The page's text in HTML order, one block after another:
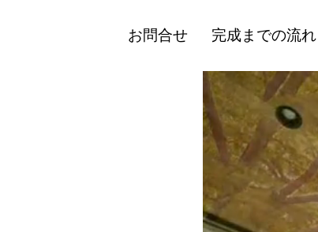
お問合せ 完成までの流れ